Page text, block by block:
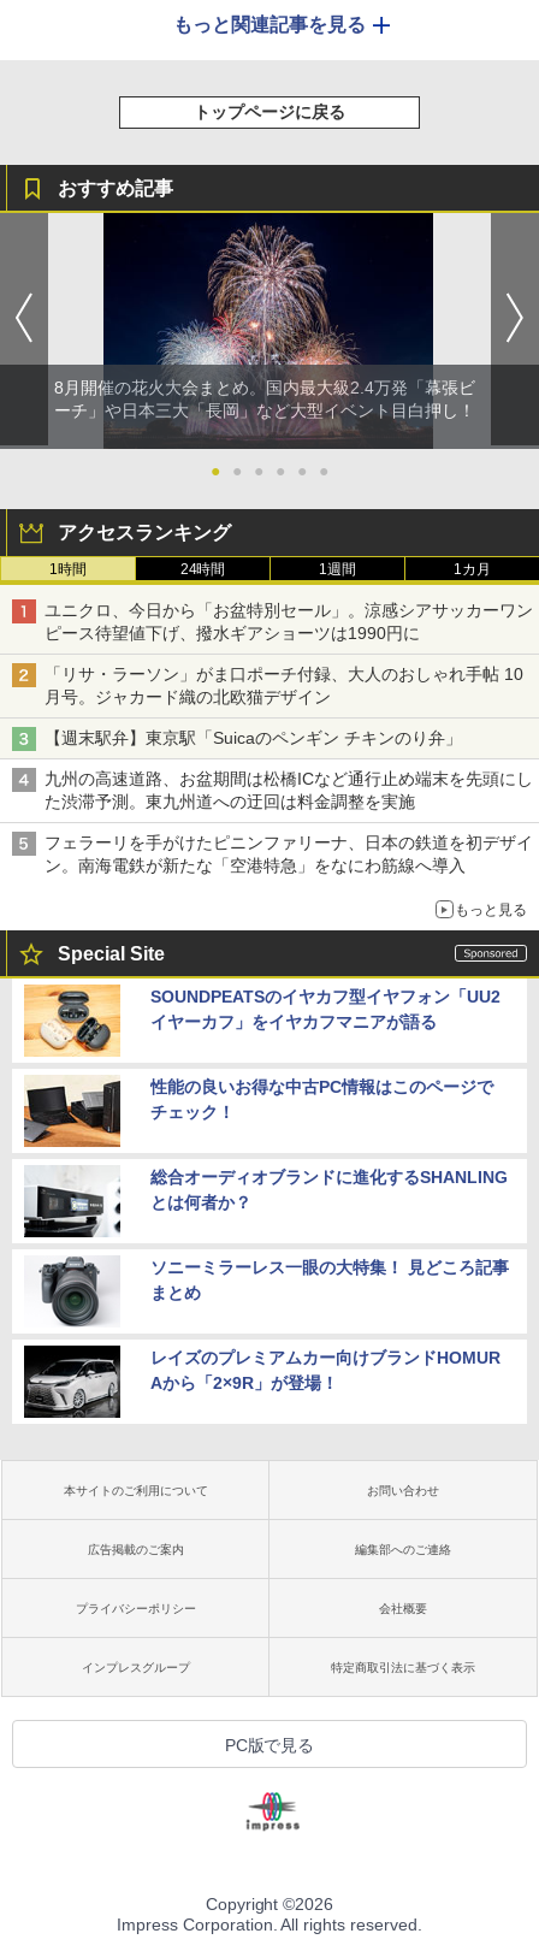
もっと関連記事を見る
トップページに戻る
おすすめ記事
8月開催の花火大会まとめ。国内最大級2.4万発「幕張ビ
ーチ」や日本三大「長岡」など大型イベント目白押し！
● ● ● ● ● ●
アクセスランキング
1時間 24時間 1週間 1カ月
ユニクロ、今日から「お盆特別セール」。涼感シアサッカーワン
ピース待望値下げ、撥水ギアショーツは1990円に
「リサ・ラーソン」がま口ポーチ付録、大人のおしゃれ手帖 10
月号。ジャカード織の北欧猫デザイン
【週末駅弁】東京駅「Suicaのペンギン チキンのり弁」
九州の高速道路、お盆期間は松橋ICなど通行止め端末を先頭にし
た渋滞予測。東九州道への迂回は料金調整を実施
フェラーリを手がけたピニンファリーナ、日本の鉄道を初デザイ
ン。南海電鉄が新たな「空港特急」をなにわ筋線へ導入
もっと見る
Special Site
SOUNDPEATSのイヤカフ型イヤフォン「UU2
イヤーカフ」をイヤカフマニアが語る
性能の良いお得な中古PC情報はこのページで
チェック！
総合オーディオブランドに進化するSHANLING
とは何者か？
ソニーミラーレス一眼の大特集！ 見どころ記事
まとめ
レイズのプレミアムカー向けブランドHOMUR
Aから「2×9R」が登場！
本サイトのご利用について お問い合わせ
広告掲載のご案内 編集部へのご連絡
プライバシーポリシー 会社概要
インプレスグループ 特定商取引法に基づく表示
PC版で見る
Copyright ©2026
Impress Corporation. All rights reserved.